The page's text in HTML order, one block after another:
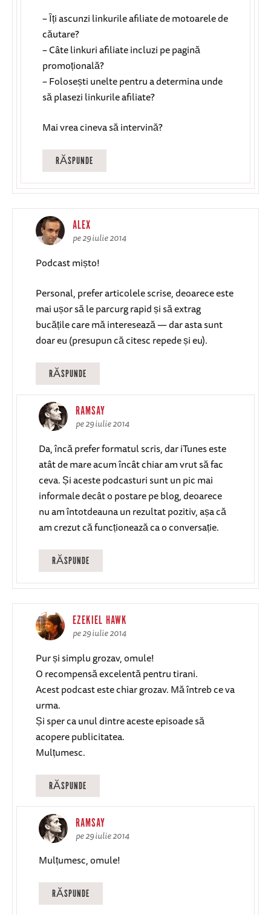
– Îți ascunzi linkurile afiliate de motoarele de
căutare?
– Câte linkuri afiliate incluzi pe pagină
promoțională?
– Folosești unelte pentru a determina unde
să plasezi linkurile afiliate?
Mai vrea cineva să intervină?
RĂSPUNDE
ALEX
pe 29 iulie 2014
Podcast mișto!
Personal, prefer articolele scrise, deoarece este
mai ușor să le parcurg rapid și să extrag
bucățile care mă interesează — dar asta sunt
doar eu (presupun că citesc repede și eu).
RĂSPUNDE
RAMSAY
pe 29 iulie 2014
Da, încă prefer formatul scris, dar iTunes este
atât de mare acum încât chiar am vrut să fac
ceva. Și aceste podcasturi sunt un pic mai
informale decât o postare pe blog, deoarece
nu am întotdeauna un rezultat pozitiv, așa că
am crezut că funcționează ca o conversație.
RĂSPUNDE
EZEKIEL HAWK
pe 29 iulie 2014
Pur și simplu grozav, omule!
O recompensă excelentă pentru tirani.
Acest podcast este chiar grozav. Mă întreb ce va
urma.
Și sper ca unul dintre aceste episoade să
acopere publicitatea.
Mulțumesc.
RĂSPUNDE
RAMSAY
pe 29 iulie 2014
Mulțumesc, omule!
RĂSPUNDE